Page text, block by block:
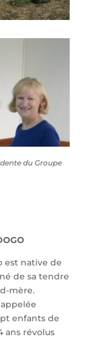
du Groupe
est native de
de sa tendre
mère.
enfants de
ans révolus